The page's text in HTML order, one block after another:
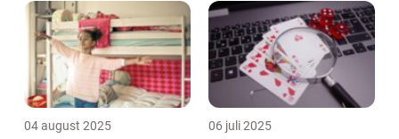
04 august 2025 06 juli 2025